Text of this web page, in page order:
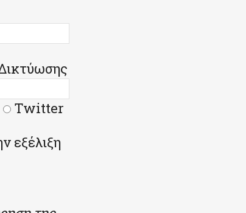
Twitter
εξέλιξη